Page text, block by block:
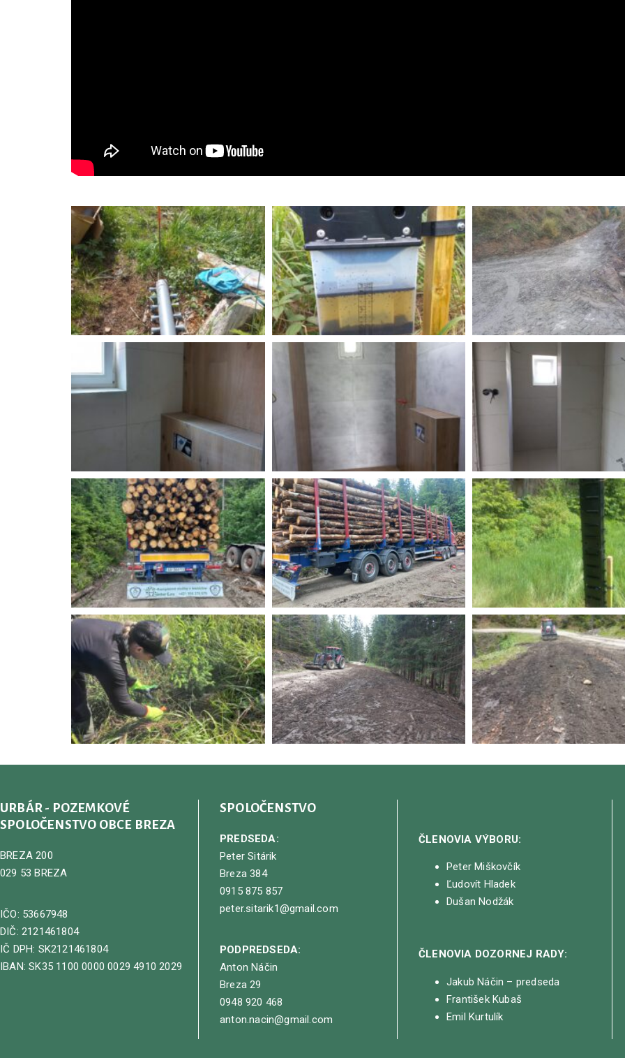
URBÁR - POZEMKOVÉ
SPOLOČENSTVO OBCE BREZA
BREZA 200
029 53 BREZA
IČO: 53667948
DIČ: 2121461804
IČ DPH: SK2121461804
IBAN: SK35 1100 0000 0029 4910 2029
SPOLOČENSTVO
PREDSEDA:
Peter Sitárik
Breza 384
0915 875 857
peter.sitarik1@gmail.com
PODPREDSEDA:
Anton Náčin
Breza 29
0948 920 468
anton.nacin@gmail.com
ČLENOVIA VÝBORU:
Peter Miškovčík
Ľudovít Hladek
Dušan Nodžák
ČLENOVIA DOZORNEJ RADY:
Jakub Náčin – predseda
František Kubaš
Emil Kurtulík